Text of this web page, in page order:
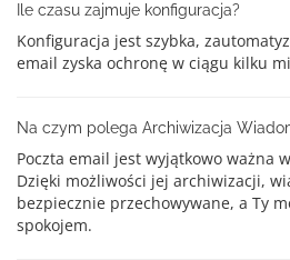
Ile czasu zajmuje konfiguracja?
Konfiguracja jest szybka,
email zyska ochronę w ciągu kilku
Na czym polega Archiwizacja
Poczta email jest wyjątkowo ważna
Dzięki możliwości jej archiwizacji,
bezpiecznie przechowywane, a Ty
spokojem.